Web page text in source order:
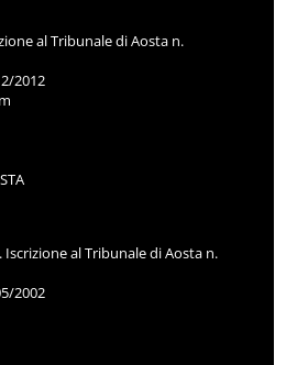
al Tribunale di Aosta n.
2012
al Tribunale di Aosta n.
2002